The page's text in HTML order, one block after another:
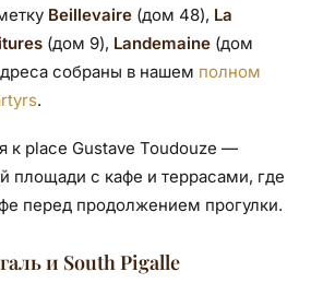
Beillevaire (дом 48), La
(дом 9), Landemaine (дом
собраны в нашем полном
.
к place Gustave Toudouze —
площади с кафе и террасами, где
перед продолжением прогулки.
и South Pigalle